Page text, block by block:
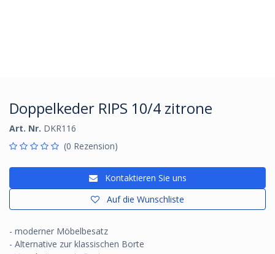
Doppelkeder RIPS 10/4 zitrone
Art. Nr. DKR116
(0 Rezension)
Kontaktieren Sie uns
Auf die Wunschliste
- moderner Möbelbesatz
- Alternative zur klassischen Borte